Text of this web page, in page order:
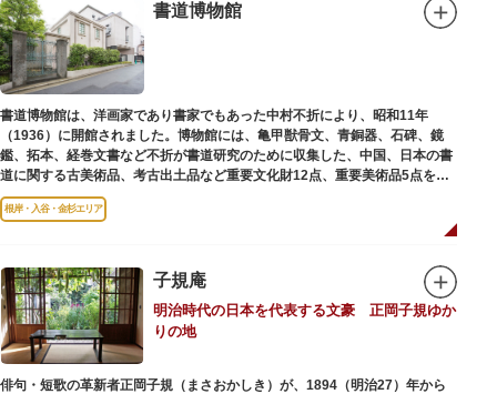
書道博物館
書道博物館は、洋画家であり書家でもあった中村不折により、昭和11年
（1936）に開館されました。博物館には、亀甲獣骨文、青銅器、石碑、鏡
鑑、拓本、経巻文書など不折が書道研究のために収集した、中国、日本の書
道に関する古美術品、考古出土品など重要文化財12点、重要美術品5点を含
む約16000点が収蔵されています。
根岸・入谷・金杉エリア
子規庵
明治時代の日本を代表する文豪 正岡子規ゆか
りの地
俳句・短歌の革新者正岡子規（まさおかしき）が、1894（明治27）年から